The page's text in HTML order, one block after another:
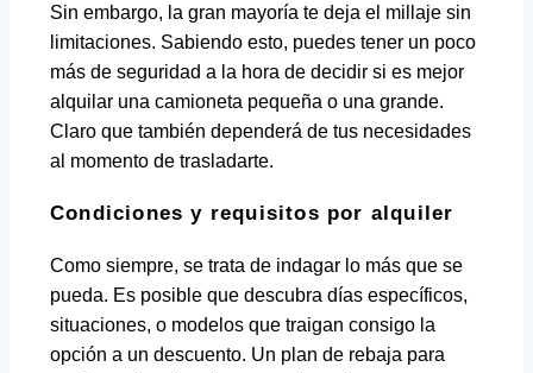
Sin embargo, la gran mayoría te deja el millaje sin
limitaciones. Sabiendo esto, puedes tener un poco
más de seguridad a la hora de decidir si es mejor
alquilar una camioneta pequeña o una grande.
Claro que también dependerá de tus necesidades
al momento de trasladarte.
Condiciones y requisitos por alquiler
Como siempre, se trata de indagar lo más que se
pueda. Es posible que descubra días específicos,
situaciones, o modelos que traigan consigo la
opción a un descuento. Un plan de rebaja para